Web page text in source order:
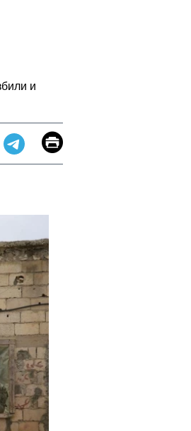
и
Telegram
EmailPrint